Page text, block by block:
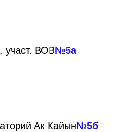
участ. ВОВ№5а
Ак Кайын№5б